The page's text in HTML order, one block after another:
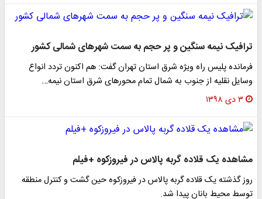
ترافیک نیمه سنگین و پر حجم به سمت شهرهای شمالی کشور
فرمانده پلیس راه ویژه شرق استان تهران گفت: هم اکنون تردد انواع
وسایل نقلیه از جنوب به شمال تمام محورهای شرق استان نیمه…
۳ دی ۱۳۹۸
مشاهده یک قلاده گربه پالاس در فیروزکوه +فیلم
روز گذشته یک قلاده گربه پالاس در فیروزکوه حین گشت و کنترل منطقه
توسط محیط بانان پیدا شد.